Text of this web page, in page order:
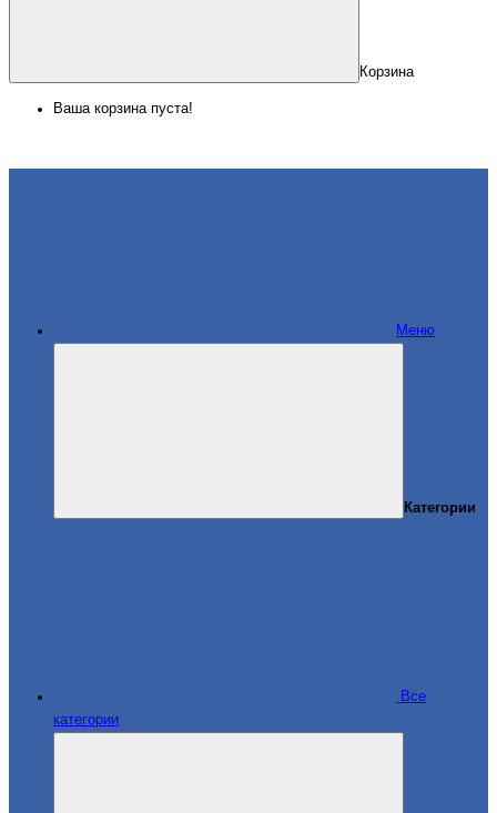
Корзина
Ваша корзина пуста!
Меню
Категории
Все
категории